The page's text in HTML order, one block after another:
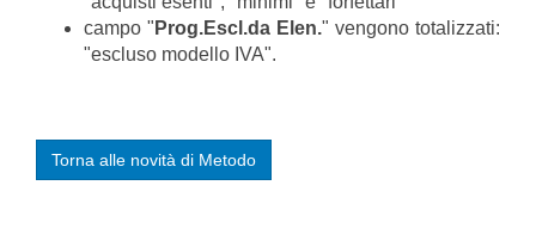
campo " Prog.Escl.da Elen." vengono totalizzati:
"escluso modello IVA".
Torna alle novità di Metodo